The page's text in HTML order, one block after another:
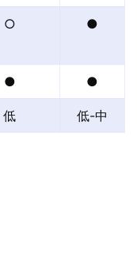
○ ●
● ●
低 低-中